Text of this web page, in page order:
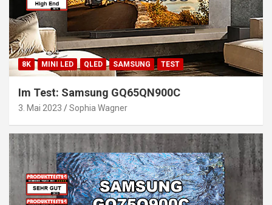
8K MINI LED QLED SAMSUNG TEST
Im Test: Samsung GQ65QN900C
3. Mai 2023 Sophia Wagner